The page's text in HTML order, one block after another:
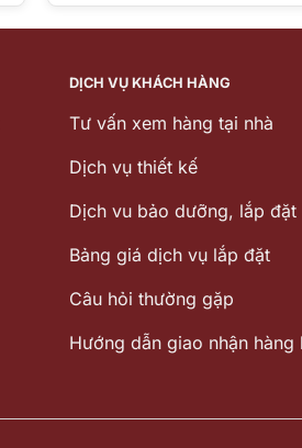
DỊCH VỤ KHÁCH HÀNG
Tư vấn xem hàng tại nhà
Dịch vụ thiết kế
Dịch vu bảo dưỡng, lắp đặt
Bảng giá dịch vụ lắp đặt
Câu hỏi thường gặp
Hướng dẫn giao nhận hàng